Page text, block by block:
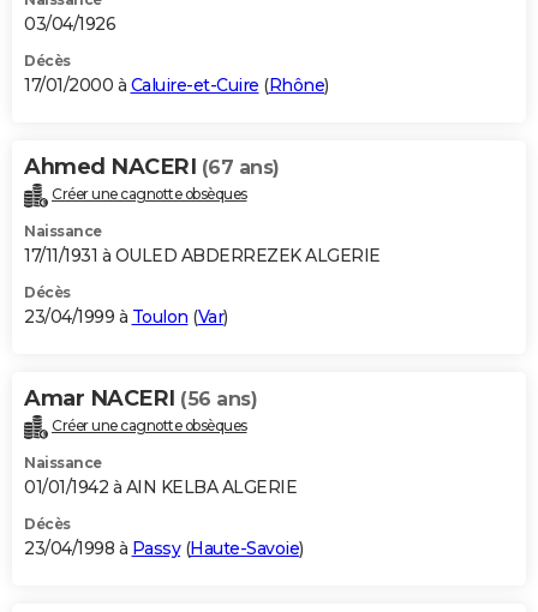
03/04/1926
Décès
17/01/2000 à Caluire-et-Cuire (Rhône)
Ahmed NACERI (67 ans)
Créer une cagnotte obsèques
Naissance
17/11/1931 à OULED ABDERREZEK ALGERIE
Décès
23/04/1999 à Toulon (Var)
Amar NACERI (56 ans)
Créer une cagnotte obsèques
Naissance
01/01/1942 à AIN KELBA ALGERIE
Décès
23/04/1998 à Passy(Haute-Savoie)